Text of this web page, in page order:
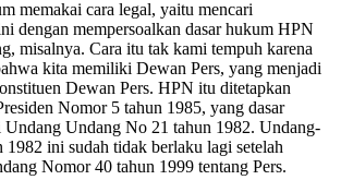
memakai cara legal, yaitu mencari
dengan mempersoalkan dasar hukum HPN
misalnya. Cara itu tak kami tempuh karena
kita memiliki Dewan Pers, yang menjadi
Dewan Pers. HPN itu ditetapkan
Nomor 5 tahun 1985, yang dasar
Undang Undang No 21 tahun 1982. Undang-
1982 ini sudah tidak berlaku lagi setelah
Nomor 40 tahun 1999 tentang Pers.